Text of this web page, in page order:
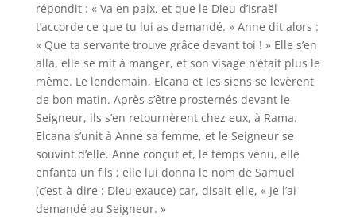
répondit : « Va en paix, et que le Dieu d’Israël
t’accorde ce que tu lui as demandé. » Anne dit alors :
« Que ta servante trouve grâce devant toi ! » Elle s’en
alla, elle se mit à manger, et son visage n’était plus le
même. Le lendemain, Elcana et les siens se levèrent
de bon matin. Après s’être prosternés devant le
Seigneur, ils s’en retournèrent chez eux, à Rama.
Elcana s’unit à Anne sa femme, et le Seigneur se
souvint d’elle. Anne conçut et, le temps venu, elle
enfanta un fils ; elle lui donna le nom de Samuel
(c’est-à-dire : Dieu exauce) car, disait-elle, « Je l’ai
demandé au Seigneur. »